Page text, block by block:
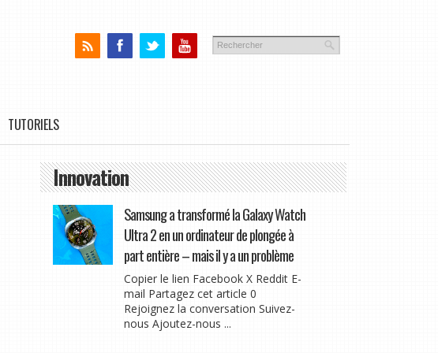
TUTORIELS
Innovation
Samsung a transformé la Galaxy Watch
Ultra 2 en un ordinateur de plongée à
part entière – mais il y a un problème
Copier le lien Facebook X Reddit E-
mail Partagez cet article 0
Rejoignez la conversation Suivez-
nous Ajoutez-nous ...